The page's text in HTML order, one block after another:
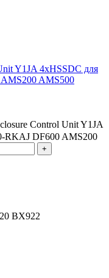
Y1JA 4xHSSDC для
AMS500
Control Unit Y1JA
RKAJ DF600 AMS200
+
BX922